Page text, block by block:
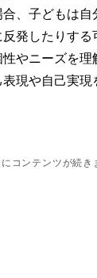
、子どもは自
発したりする
やニーズを理
現や自己実
コンテンツが続き